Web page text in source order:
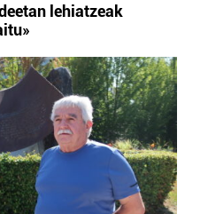
lehiatzeak